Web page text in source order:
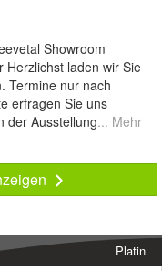
Showroom
Herzlichst laden wir Sie
Termine nur nach
erfragen Sie uns
der Ausstellung... Mehr
Platin